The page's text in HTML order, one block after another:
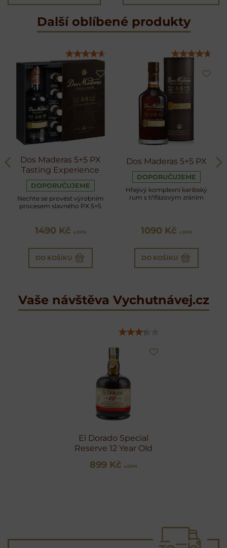
Další oblíbené produkty
Dos Maderas 5+5 PX
Tasting Experience
DOPORUČUJEME
Nechte se provést výrobním
procesem slavného PX 5+5
1490 Kč s DPH
DO KOŠÍKU
Dos Maderas 5+5 PX
DOPORUČUJEME
Hřejivý komplexní karibský
rum s třífázovým zráním
1090 Kč s DPH
DO KOŠÍKU
Vaše návštěva Vychutnávej.cz
El Dorado Special
Reserve 12 Year Old
899 Kč s DPH